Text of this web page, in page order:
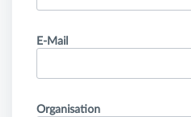
E-Mail
Organisation